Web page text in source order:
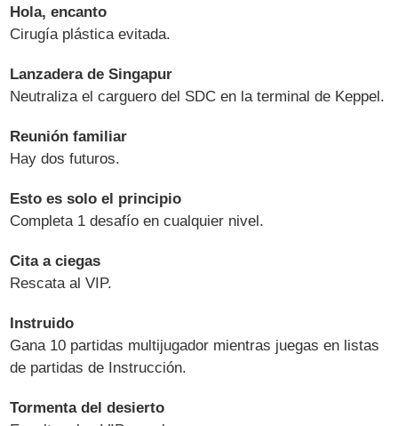
Hola, encanto
Cirugía plástica evitada.
Lanzadera de Singapur
Neutraliza el carguero del SDC en la terminal de Keppel.
Reunión familiar
Hay dos futuros.
Esto es solo el principio
Completa 1 desafío en cualquier nivel.
Cita a ciegas
Rescata al VIP.
Instruido
Gana 10 partidas multijugador mientras juegas en listas
de partidas de Instrucción.
Tormenta del desierto